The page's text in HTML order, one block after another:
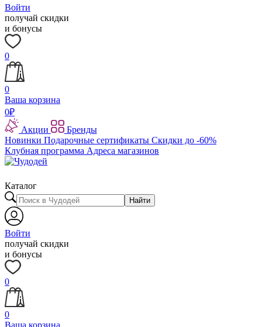
Войти
получай скидки
и бонусы
0
0
Ваша корзина
0₽
Акции
Бренды
Новинки Подарочные сертификаты Скидки до -60%
Клубная программа Адреса магазинов
Каталог
Найти
Войти
получай скидки
и бонусы
0
0